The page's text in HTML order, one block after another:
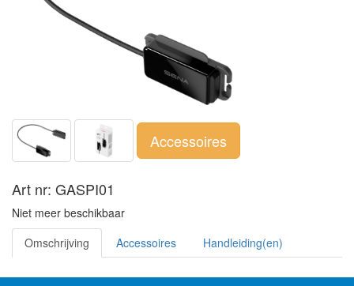
Accessoires
Art nr: GASPI01
Niet meer beschikbaar
Omschrijving
Accessoires Handleiding(en)